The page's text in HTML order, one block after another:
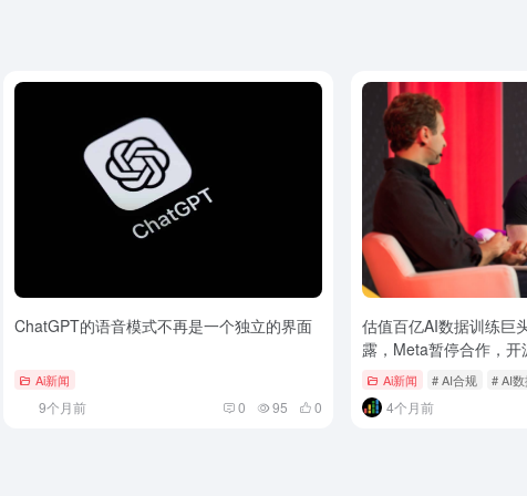
ChatGPT的语音模式不再是一个独立的界面
Ai新闻
9个月前 0 95 0
估值百亿AI数据训练巨
露，Meta暂停合作，
Ai新闻 # AI合规 # AI
4个月前